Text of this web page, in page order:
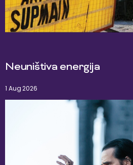
Neuništiva energija
1 Aug 2026